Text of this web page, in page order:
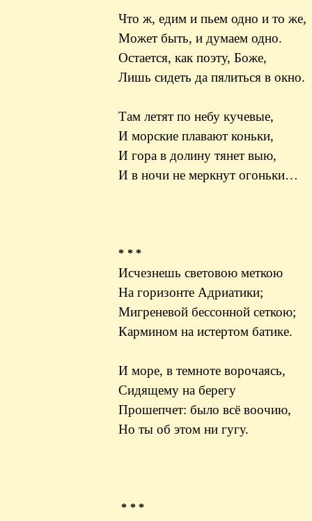
Что ж, едим и пьем одно и то же,
Может быть, и думаем одно.
Остается, как поэту, Боже,
Лишь сидеть да пялиться в окно.
Там летят по небу кучевые,
И морские плавают коньки,
И гора в долину тянет выю,
И в ночи не меркнут огоньки…
* * *
Исчезнешь световою меткою
На горизонте Адриатики;
Мигреневой бессонной сеткою;
Кармином на истертом батике.
И море, в темноте ворочаясь,
Сидящему на берегу
Прошепчет: было всё воочию,
Но ты об этом ни гугу.
* * *